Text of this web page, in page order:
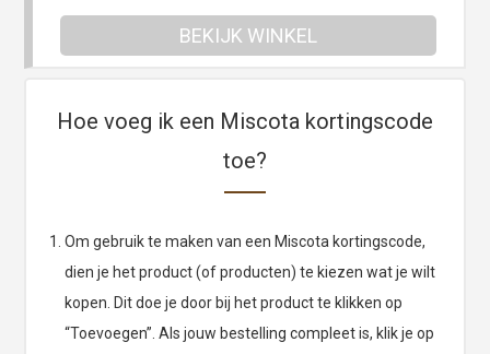
BEKIJK WINKEL
Hoe voeg ik een Miscota kortingscode
toe?
Om gebruik te maken van een Miscota kortingscode,
dien je het product (of producten) te kiezen wat je wilt
kopen. Dit doe je door bij het product te klikken op
“Toevoegen”. Als jouw bestelling compleet is, klik je op